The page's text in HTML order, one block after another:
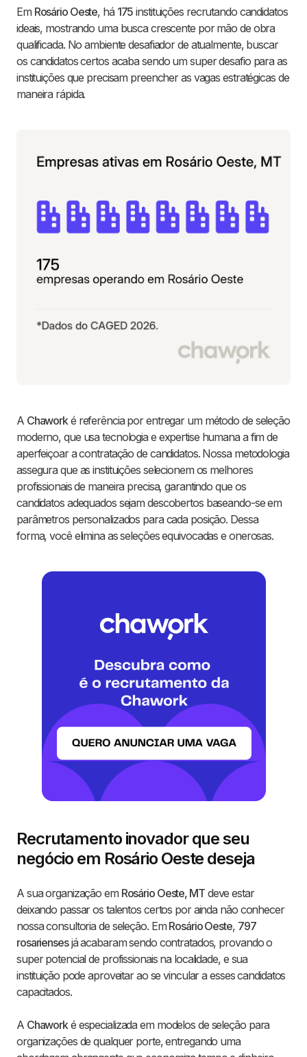
Em Rosário Oeste, há 175 instituições recrutando candidatos
ideais, mostrando uma busca crescente por mão de obra
qualificada. No ambiente desafiador de atualmente, buscar
os candidatos certos acaba sendo um super desafio para as
instituições que precisam preencher as vagas estratégicas de
maneira rápida.
A Chaworké referência por entregar um método de seleção
moderno, que usa tecnologia e expertise humana a fim de
aperfeiçoar a contratação de candidatos. Nossa metodologia
assegura que as instituições selecionem os melhores
profissionais de maneira precisa, garantindo que os
candidatos adequados sejam descobertos baseando-se em
parâmetros personalizados para cada posição. Dessa
forma, você elimina as seleções equivocadas e onerosas.
Recrutamento inovador que seu
negócio em Rosário Oeste deseja
A sua organização em Rosário Oeste, MTdeve estar
deixando passar os talentos certos por ainda não conhecer
nossa consultoria de seleção. Em Rosário Oeste, 797
rosariensesjá acabaram sendo contratados, provando o
super potencial de profissionais na localidade, e sua
instituição pode aproveitar ao se vincular a esses candidatos
capacitados.
A Chaworké especializada em modelos de seleção para
organizações de qualquer porte, entregando uma